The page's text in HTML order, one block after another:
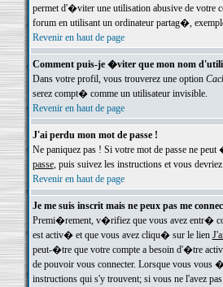
permet d'�viter une utilisation abusive de votre
forum en utilisant un ordinateur partag�,
Revenir en haut de page
Comment puis-je �viter que mon nom
Dans votre profil, vous trouverez une option
serez compt� comme un utilisateur invisible.
Revenir en haut de page
J'ai perdu mon mot de passe !
Ne paniquez pas ! Si votre mot de passe ne
passe, puis suivez les instructions et vous
Revenir en haut de page
Je me suis inscrit mais ne peux pas me
Premi�rement, v�rifiez que vous avez entr�
est activ� et que vous avez cliqu� sur le lien
peut-�tre que votre compte a besoin d'�tre
de pouvoir vous connecter. Lorsque vous vous
instructions qui s'y trouvent; si vous ne l'avez